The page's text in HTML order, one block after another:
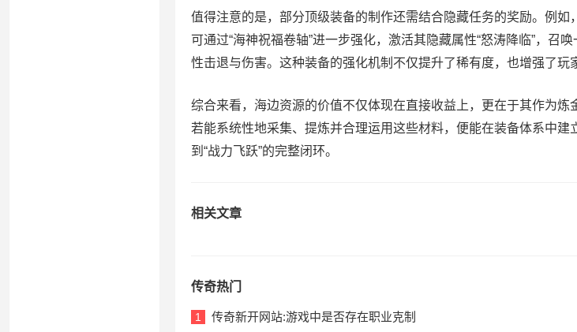
值得注意的是，部分顶级装备的制作还需结合隐藏任务的奖励。例如
可通过“海神祝福卷轴”进一步强化，激活其隐藏属性“怒涛降临”，召
性击退与伤害。这种装备的强化机制不仅提升了稀有度，也增强了玩
综合来看，海边资源的价值不仅体现在直接收益上，更在于其作为炼
若能系统性地采集、提炼并合理运用这些材料，便能在装备体系中建
到“战力飞跃”的完整闭环。
相关文章
传奇热门
1 传奇新开网站:游戏中是否存在职业克制